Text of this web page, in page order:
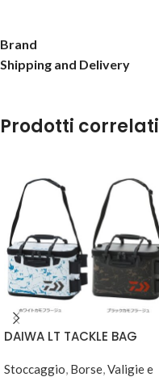
Brand
Shipping and Delivery
Prodotti correlati
DAIWA LT TACKLE BAG
Stoccaggio, Borse,Valigie e